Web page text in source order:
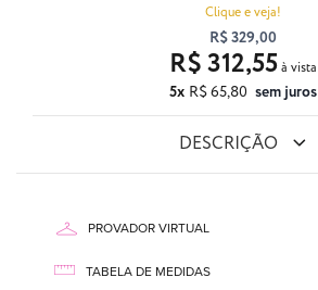
Clique e veja!
R$ 329,00
5x R$ 65,80 sem juros
R$ 312,55
DESCRIÇÃO
PROVADOR VIRTUAL
TABELA DE MEDIDAS